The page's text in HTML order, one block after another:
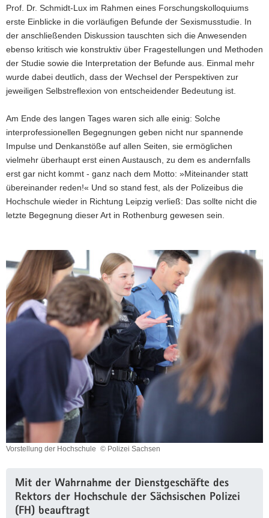
der
Universität
Leipzig
Prof. Dr. Schmidt-Lux im Rahmen eines Forschungskolloquiums
erste Einblicke in die vorläufigen Befunde der Sexismusstudie. In
der anschließenden Diskussion tauschten sich die Anwesenden
ebenso kritisch wie konstruktiv über Fragestellungen und Methoden
der Studie sowie die Interpretation der Befunde aus. Einmal mehr
wurde dabei deutlich, dass der Wechsel der Perspektiven zur
jeweiligen Selbstreflexion von entscheidender Bedeutung ist.
Am Ende des langen Tages waren sich alle einig: Solche
interprofessionellen Begegnungen geben nicht nur spannende
Impulse und Denkanstöße auf allen Seiten, sie ermöglichen
vielmehr überhaupt erst einen Austausch, zu dem es andernfalls
erst gar nicht kommt - ganz nach dem Motto: »Miteinander statt
übereinander reden!« Und so stand fest, als der Polizeibus die
Hochschule wieder in Richtung Leipzig verließ: Das sollte nicht die
letzte Begegnung dieser Art in Rothenburg gewesen sein.
Vorstellung der Hochschule © Polizei Sachsen
Hochschule
Mit der Wahrnahme der Dienstgeschäfte des
Rektors der Hochschule der Sächsischen Polizei
(FH) beauftragt